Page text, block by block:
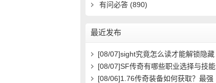
有问必答 (890)
最近发布
[08/07]sight究竟怎么读才能解锁隐藏
关卡？新手必看攻略解析
[08/07]SF传奇有哪些职业选择与技能
搭配攻略？
[08/06]1.76传奇装备如何获取？最强